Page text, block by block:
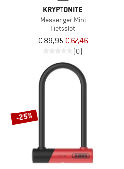
KRYPTONITE
Messenger Mini
Fietsslot
€ 89,95€ 67,46
(0)
-25%